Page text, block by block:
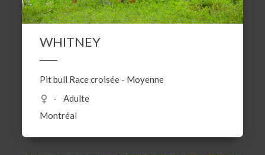
WHITNEY
Pit bull Race croisée - Moyenne
Adulte
Montréal